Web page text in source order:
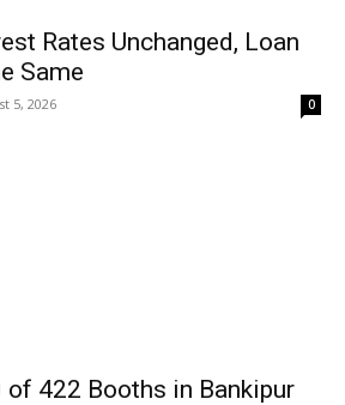
Rates Unchanged, Loan
Same
5, 2026 0
of 422 Booths in Bankipur